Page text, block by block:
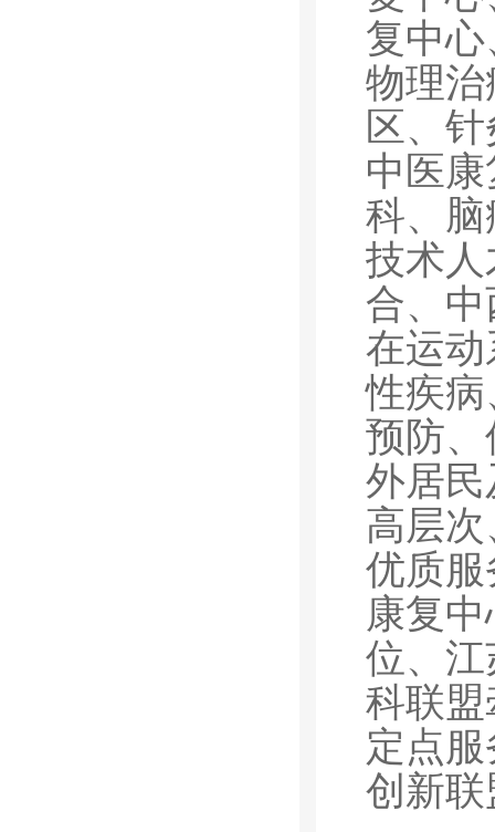
复中
物理
区、
中医
科、
技术
合、
在运
性疾
预防
外居
高层
优质
康复
位、
科联
定点
创新